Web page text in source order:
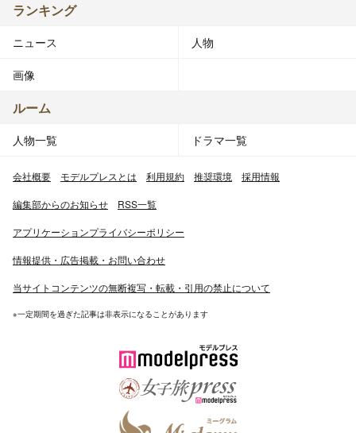
ランキング
ニュース 人物
画像
ルーム
人物一覧 ドラマ一覧
会社概要 モデルプレスとは 利用規約 推奨環境 採用情報
編集部からのお知らせ RSS一覧
アプリケーションプライバシーポリシー
情報提供・広告掲載・お問い合わせ
当サイトコンテンツの無断複写・転載・引用の禁止について
※一定期間を過ぎた記事は非表示になることがあります